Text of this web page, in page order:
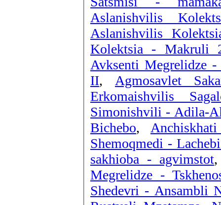
Aslanishvilis
Aslanishvilis
Kolektsia - Makruli
Avksenti Megrelidze -
II, Agmosavlet
Erkomaishvilis
Simonishvili - Adila-
Bichebo,
Shemoqmedi -
sakhioba - agvimstot
Megrelidze -
Shedevri - Ansambli